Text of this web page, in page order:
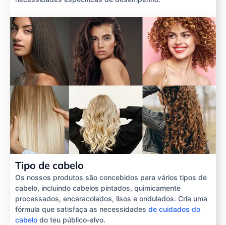
Tipo de cabelo
Os nossos produtos são concebidos para vários tipos de
cabelo, incluindo cabelos pintados, quimicamente
processados, encaracolados, lisos e ondulados. Cria uma
fórmula que satisfaça as necessidades de cuidados do
cabelo do teu público-alvo.